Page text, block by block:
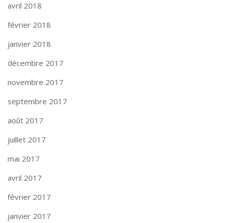
avril 2018
février 2018
janvier 2018
décembre 2017
novembre 2017
septembre 2017
août 2017
juillet 2017
mai 2017
avril 2017
février 2017
janvier 2017